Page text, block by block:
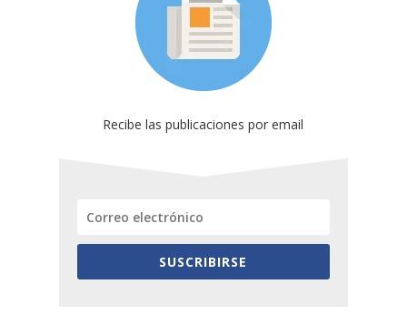
Recibe las publicaciones por email
SUSCRIBIRSE